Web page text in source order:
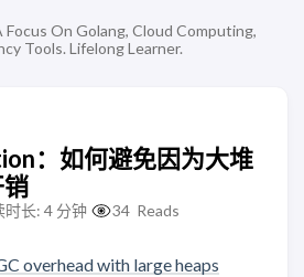
On Golang, Cloud Computing,
Tools. Lifelong Learner.
：如何避免因为大堆
时长: 4 分钟 34 Reads
overhead with large heaps